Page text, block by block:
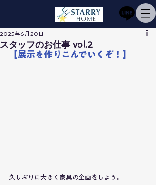
スタッフのお仕事 vol.2
2025年6月20日
【展示を作りこんでいくぞ！】
久しぶりに大きく家具の企画をしよう。